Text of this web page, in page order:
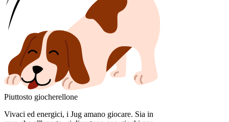
Piuttosto giocherellone
Vivaci ed energici, i Jug amano giocare. Sia in